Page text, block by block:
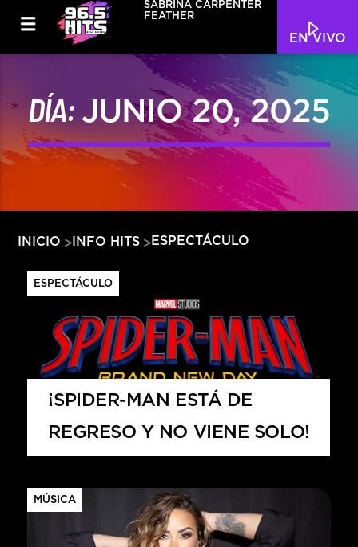
EN VIVO
SABRINA CARPENTER
FEATHER
HITS – 96.5 FM
HITS
DÍA: JUNIO 20, 2025
INICIO INFO HITS ESPECTÁCULO
ESPECTÁCULO
¡SPIDER-MAN ESTÁ DE
REGRESO Y NO VIENE SOLO!
MÚSICA